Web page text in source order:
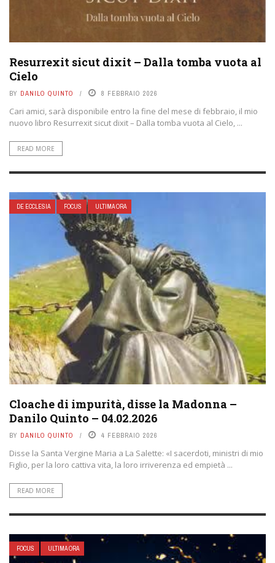
Resurrexit sicut dixit – Dalla tomba vuota al
Cielo
BY DANILO QUINTO 8 FEBBRAIO 2026
Cari amici, sarà disponibile entro la fine del mese di febbraio, il mio
nuovo libro Resurrexit sicut dixit – Dalla tomba vuota al Cielo, ...
READ MORE
DE ECCLESIA FOCUS ULTIMA ORA
Cloache di impurità, disse la Madonna –
Danilo Quinto – 04.02.2026
BY DANILO QUINTO 4 FEBBRAIO 2026
Disse la Santa Vergine Maria a La Salette: «I sacerdoti, ministri di mio
Figlio, per la loro cattiva vita, la loro irriverenza ed empietà ...
READ MORE
FOCUS ULTIMA ORA